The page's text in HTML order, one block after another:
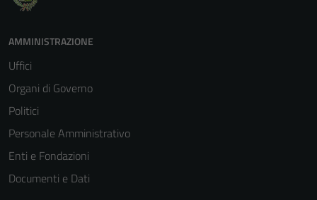
AMMINISTRAZIONE
Uffici
Organi di Governo
Politici
Personale Amministrativo
Enti e Fondazioni
Documenti e Dati